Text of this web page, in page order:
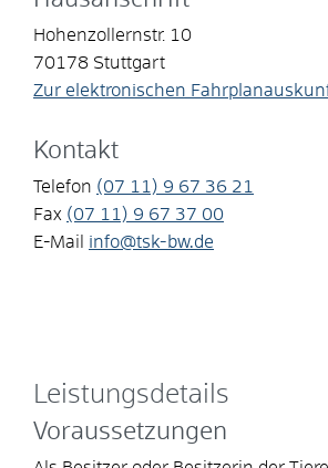
Hohenzollernstr. 10
70178 Stuttgart
Zur elektronischen
Kontakt
Telefon (07 11) 9 67 36 21
Fax (07 11) 9 67 37 00
E-Mail
info@tsk-bw.de
Leistungsdetails
Voraussetzungen